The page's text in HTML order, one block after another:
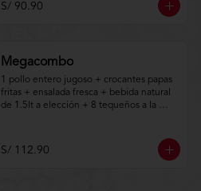
S/ 90.90
Megacombo
1 pollo entero jugoso + crocantes papas
fritas + ensalada fresca + bebida natural
de 1.5lt a elección + 8 tequeños a la
S/ 112.90